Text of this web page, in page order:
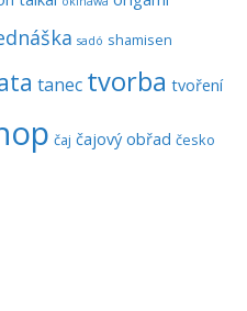
sadó shamisen
tanec tvorba tvoření
čaj čajový obřad česko